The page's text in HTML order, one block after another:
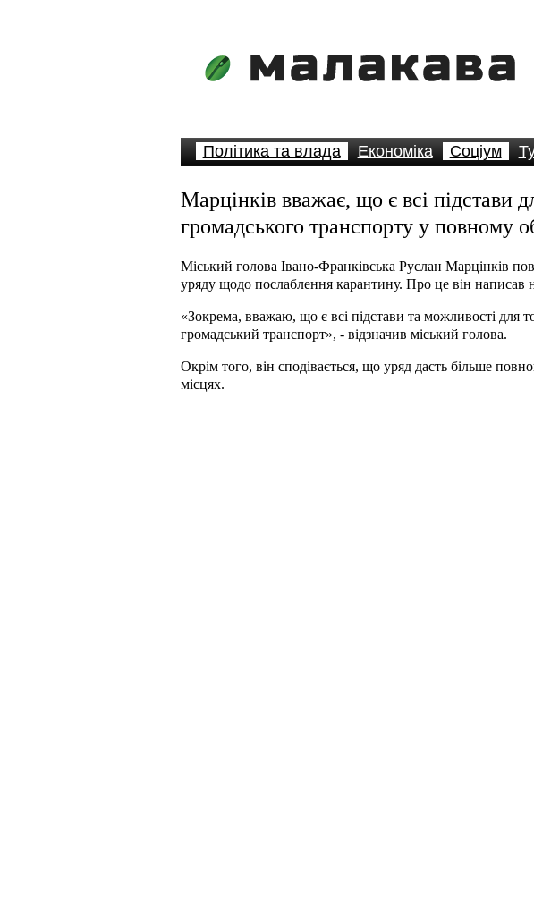
Політика та влада Економіка Соціум
Марцінків вважає, що є всі підстави
громадського транспорту у повному
Міський голова Івано-Франківська Руслан Марцінків
уряду щодо послаблення карантину. Про це він написав
«Зокрема, вважаю, що є всі підстави та можливості для
громадський транспорт», - відзначив міський голова.
Окрім того, він сподівається, що уряд дасть більше
місцях.